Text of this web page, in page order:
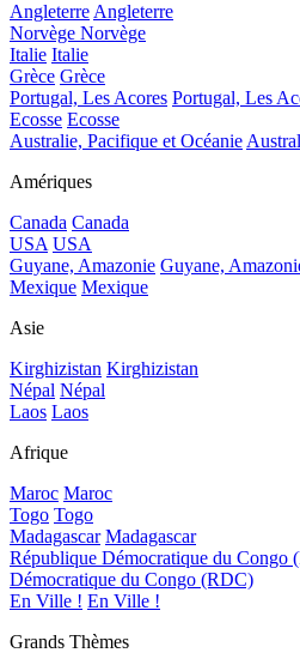
AngleterreAngleterre
Norvège Norvège
Italie Italie
Grèce Grèce
Portugal, Les Acores Portugal, Les
Ecosse Ecosse
Australie, Pacifique et Océanie
Amériques
Canada Canada
USA USA
Guyane, Amazonie Guyane,
Mexique Mexique
Asie
Kirghizistan Kirghizistan
Népal Népal
Laos Laos
Afrique
Maroc Maroc
Togo Togo
Madagascar Madagascar
République Démocratique du Congo
Démocratique du Congo (RDC)
En Ville ! En Ville !
Grands Thèmes